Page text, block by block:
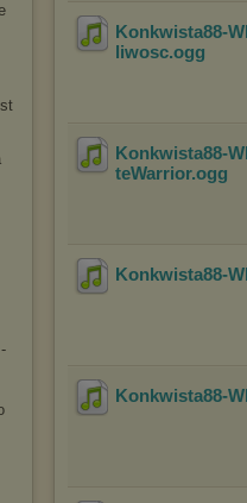
Konkwista88-
liwosc.ogg
Konkwista88-
teWarrior.ogg
Konkwista88-
Konkwista88-